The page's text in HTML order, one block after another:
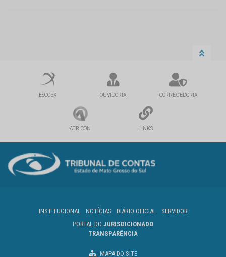
ESCOEX OUVIDORIA CORREGEDORIA
ATRICON LINKS
INSTITUCIONAL NOTÍCIAS DIÁRIO OFICIAL
SERVIDOR
PORTAL DO JURISDICIONADO
TRANSPARÊNCIA
MAPA DO SITE